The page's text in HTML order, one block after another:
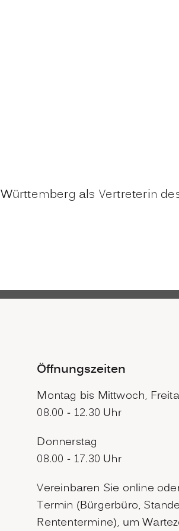
als Vertreterin
Öffnungszeiten
Montag bis Mittwoch,
08.00 - 12.30 Uhr
Donnerstag
08.00 - 17.30 Uhr
Vereinbaren Sie online
Termin (Bürgerbüro,
Rententermine), um